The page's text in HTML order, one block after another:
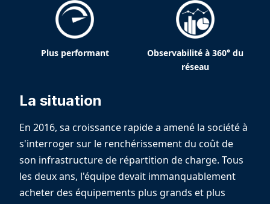
Plus performant
Observabilité à 360° du
réseau
La situation
En 2016, sa croissance rapide a amené la société à
s'interroger sur le renchérissement du coût de
son infrastructure de répartition de charge. Tous
les deux ans, l'équipe devait immanquablement
acheter des équipements plus grands et plus